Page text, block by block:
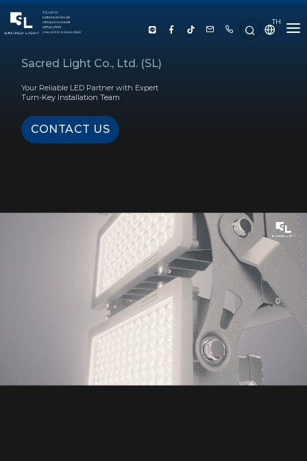
TH
HOME
ABOUT US
PRODUCT
KNOWLEDGE
CONTACT US
LUX CALCULATOR
Sacred Light Co., Ltd. (SL)
Your Reliable LED Partner with Expert
Turn-Key Installation Team
CONTACT US